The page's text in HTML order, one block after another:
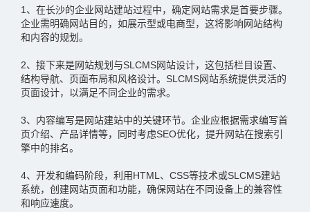
1、在长沙的企业网站建站过程中，确定网站需求是首要步骤。
企业需明确网站目的，如展示型或电商型，这将影响网站结构
和内容的规划。
2、接下来是网站规划与SLCMS网站设计，这包括栏目设置、
结构导航、页面布局和风格设计。SLCMS网站系统提供灵活的
页面设计，以满足不同企业的需求。
3、内容编写是网站建站中的关键环节。企业应根据需求编写首
页介绍、产品详情等，同时考虑SEO优化，提升网站在搜索引
擎中的排名。
4、开发和编码阶段，利用HTML、CSS等技术或SLCMS建站
系统，创建网站页面和功能，确保网站在不同设备上的兼容性
和响应速度。